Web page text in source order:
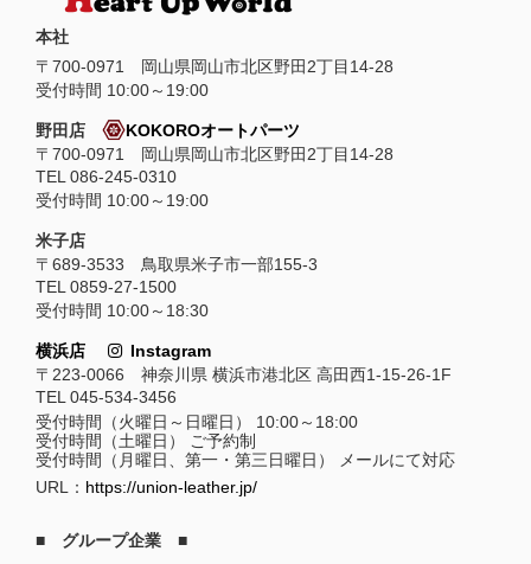
本社
〒 700-0971 岡山県岡山市北区野田2丁目14-28
受付時間 10:00～19:00
野田店
KOKOROオートパーツ
〒700-0971 岡山県岡山市北区野田2丁目14-28
TEL 086-245-0310
受付時間 10:00～19:00
米子店
〒689-3533 鳥取県米子市一部155-3
TEL 0859-27-1500
受付時間 10:00～18:30
横浜店
Instagram
〒223-0066 神奈川県 横浜市港北区 高田西1-15-26-1F
TEL 045-534-3456
受付時間（火曜日～日曜日） 10:00～18:00
受付時間（土曜日） ご予約制
受付時間（月曜日、第一・第三日曜日） メールにて対応
URL： https://union-leather.jp/
■ グループ企業 ■